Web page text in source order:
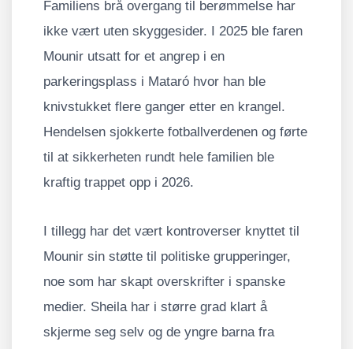
Familiens brå overgang til berømmelse har
ikke vært uten skyggesider. I 2025 ble faren
Mounir utsatt for et angrep i en
parkeringsplass i Mataró hvor han ble
knivstukket flere ganger etter en krangel.
Hendelsen sjokkerte fotballverdenen og førte
til at sikkerheten rundt hele familien ble
kraftig trappet opp i 2026.
I tillegg har det vært kontroverser knyttet til
Mounir sin støtte til politiske grupperinger,
noe som har skapt overskrifter i spanske
medier. Sheila har i større grad klart å
skjerme seg selv og de yngre barna fra